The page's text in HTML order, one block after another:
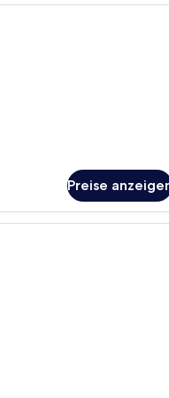
Ein Schlafraum mit
Preise